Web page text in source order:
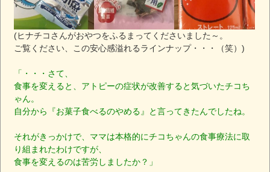
(ヒナチコさんがおやつをふるまってくださいました～。
ご覧ください、この安心感溢れるラインナップ・・・（笑）)
「・・・さて、
食事を変えると、アトピーの症状が改善すると気づいたチコち
ゃん。
自分から『お菓子食べるのやめる』と言ってきたんでしたね。
それがきっかけで、ママは本格的にチコちゃんの食事療法に取
り組まれたわけですが、
食事を変えるのは苦労しましたか？」